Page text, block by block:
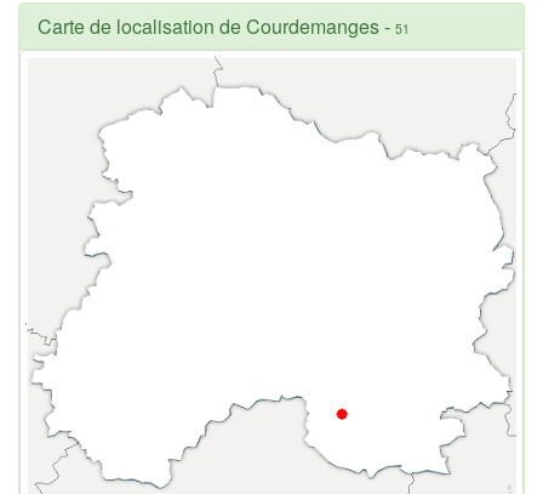
Carte de localisation de Courdemanges- 51